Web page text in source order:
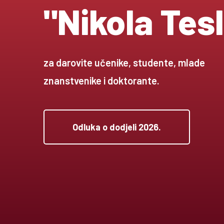
"Nikola
za darovite učenike, studente, mlade
znanstvenike i doktorante.
Odluka o dodjeli 2026.